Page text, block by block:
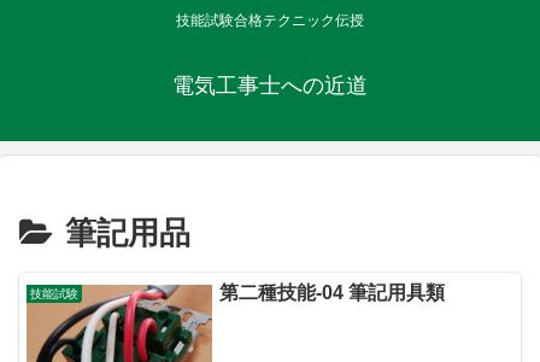
技能試験合格テクニック伝授
電気工事士への近道
筆記用品
技能試験 第二種技能-04 筆記用具類